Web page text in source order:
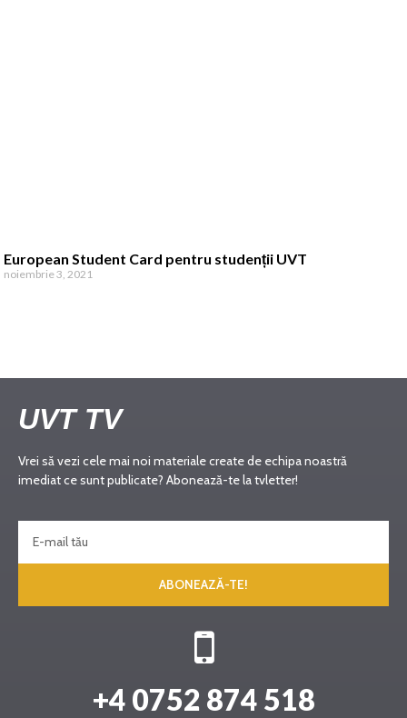
European Student Card pentru studenții UVT
noiembrie 3, 2021
UVT TV
Vrei să vezi cele mai noi materiale create de echipa noastră
imediat ce sunt publicate? Abonează-te la tvletter!
ABONEAZĂ-TE!
+4 0752 874 518